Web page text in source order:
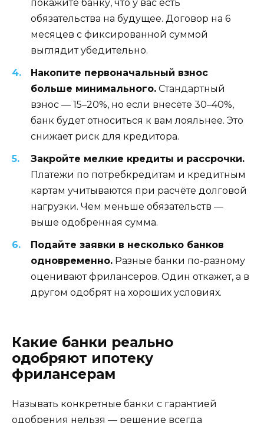
покажите банку, что у вас есть
обязательства на будущее. Договор на 6
месяцев с фиксированной суммой
выглядит убедительно.
Накопите первоначальный взнос
больше минимального. Стандартный
взнос — 15–20%, но если внесёте 30–40%,
банк будет относиться к вам лояльнее. Это
снижает риск для кредитора.
Закройте мелкие кредиты и рассрочки.
Платежи по потребкредитам и кредитным
картам учитываются при расчёте долговой
нагрузки. Чем меньше обязательств —
выше одобренная сумма.
Подайте заявки в несколько банков
одновременно. Разные банки по-разному
оценивают фрилансеров. Один откажет, а в
другом одобрят на хороших условиях.
Какие банки реально
одобряют ипотеку
фрилансерам
Называть конкретные банки с гарантией
одобрения нельзя — решение всегда